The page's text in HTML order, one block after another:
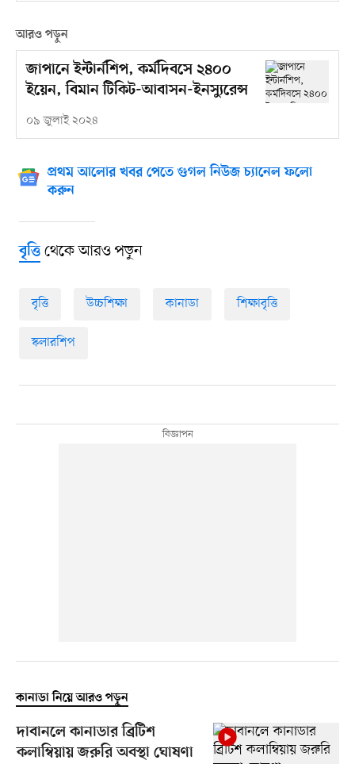
আরও পড়ুন
জাপানে ইন্টার্নশিপ, কর্মদিবসে ২৪০০
ইয়েন, বিমান টিকিট-আবাসন-ইনস্যুরেন্স
০৯ জুলাই ২০২৪
প্রথম আলোর খবর পেতে গুগল নিউজ চ্যানেল ফলো
করুন
বৃত্তিথেকে আরও পড়ুন
বৃত্তি উচ্চশিক্ষা কানাডা শিক্ষাবৃত্তি
স্কলারশিপ
কানাডা নিয়ে আরও পড়ুন
দাবানলে কানাডার ব্রিটিশ
কলাম্বিয়ায় জরুরি অবস্থা ঘোষণা